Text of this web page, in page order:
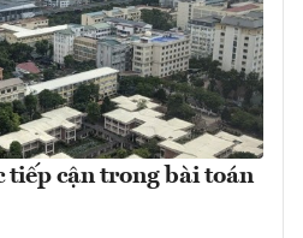
cận trong bài toán